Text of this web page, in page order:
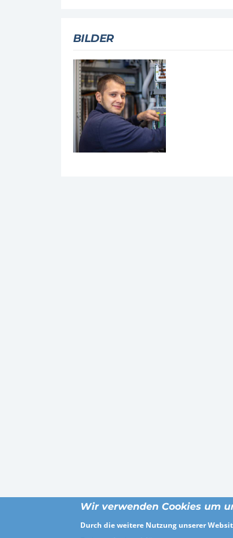
BILDER
Wir verwenden Cookies um
Durch die weitere Nutzung unserer